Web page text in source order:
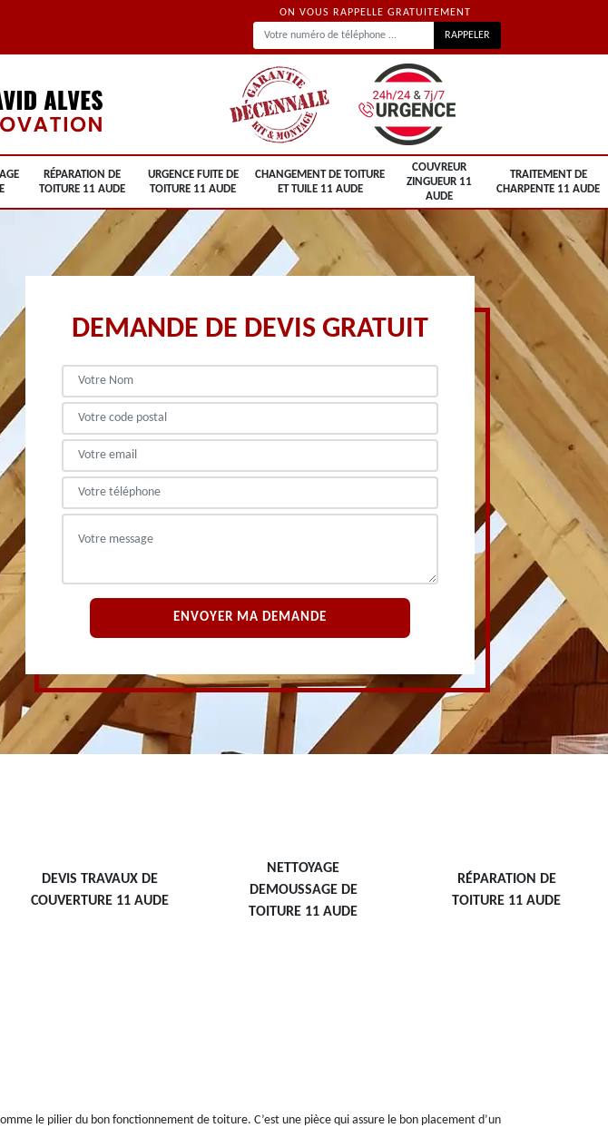
ON VOUS RAPPELLE GRATUITEMENT
RÉPARATION DE
TOITURE 11 AUDE
URGENCE FUITE DE
TOITURE 11 AUDE
CHANGEMENT DE TOITURE
ET TUILE 11 AUDE
COUVREUR
ZINGUEUR 11
AUDE
TRAITEMENT DE
CHARPENTE 11 AUDE
DEMANDE DE DEVIS GRATUIT
DEVIS TRAVAUX DE
COUVERTURE 11 AUDE
NETTOYAGE
DEMOUSSAGE DE
TOITURE 11 AUDE
RÉPARATION DE
TOITURE 11 AUDE
le pilier du bon fonctionnement de toiture. C’est une pièce qui assure le bon placement d’un